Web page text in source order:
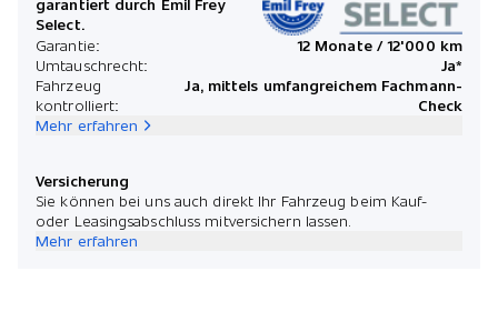
Select.
Garantie:
12 Monate / 12'000 km
Umtauschrecht:
Ja*
Fahrzeug
kontrolliert:
Ja, mittels umfangreichem Fachmann-
Check
Mehr erfahren
Versicherung
Sie können bei uns auch direkt Ihr Fahrzeug beim Kauf-
oder Leasingsabschluss mitversichern lassen.
Mehr erfahren